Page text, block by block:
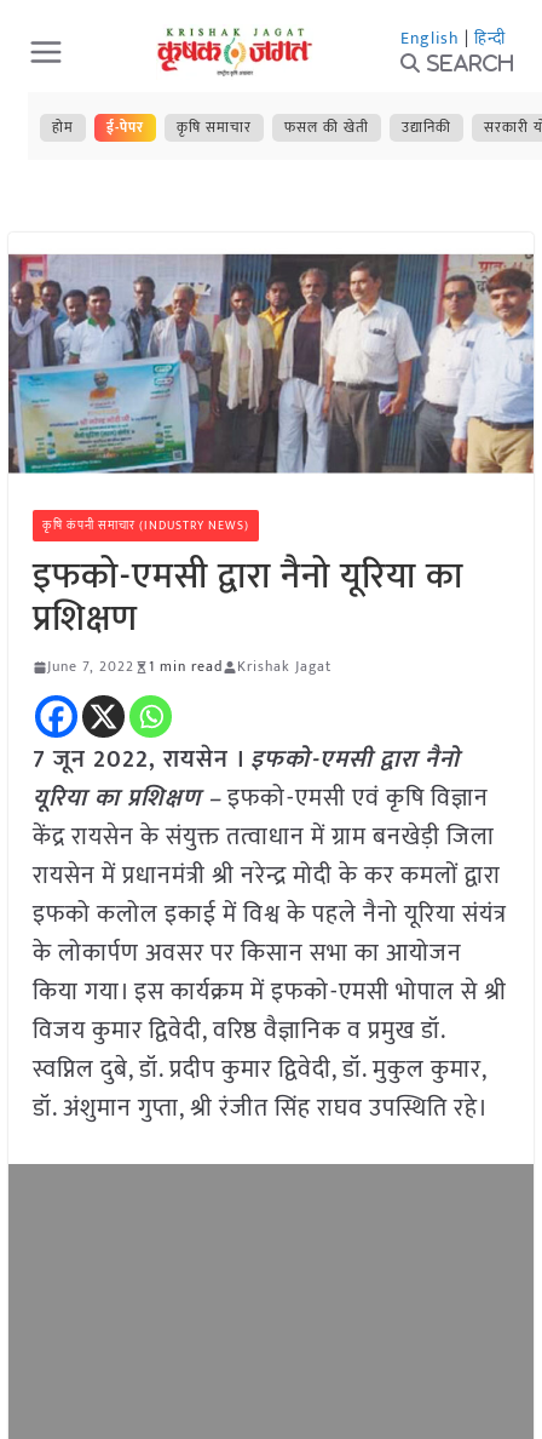
Skip
to
content
English | हिन्दी
Search
होम ई-पेपर कृषि समाचार फसल की खेती उद्यानिकी सरकारी
कृषि कंपनी समाचार (INDUSTRY NEWS)
इफको-एमसी द्वारा नैनो यूरिया का
प्रशिक्षण
June 7, 2022 1 min read Krishak Jagat
7 जून 2022, रायसेन । इफको-एमसी द्वारा नैनो
यूरिया का प्रशिक्षण –इफको-एमसी एवं कृषि विज्ञान
केंद्र रायसेन के संयुक्त तत्वाधान में ग्राम बनखेड़ी जिला
रायसेन में प्रधानमंत्री श्री नरेन्द्र मोदी के कर कमलों द्वारा
इफको कलोल इकाई में विश्व के पहले नैनो यूरिया संयंत्र
के लोकार्पण अवसर पर किसान सभा का आयोजन
किया गया। इस कार्यक्रम में इफको-एमसी भोपाल से श्री
विजय कुमार द्विवेदी, वरिष्ठ वैज्ञानिक व प्रमुख डॉ.
स्वप्निल दुबे, डॉ. प्रदीप कुमार द्विवेदी, डॉ. मुकुल कुमार,
डॉ. अंशुमान गुप्ता, श्री रंजीत सिंह राघव उपस्थिति रहे।